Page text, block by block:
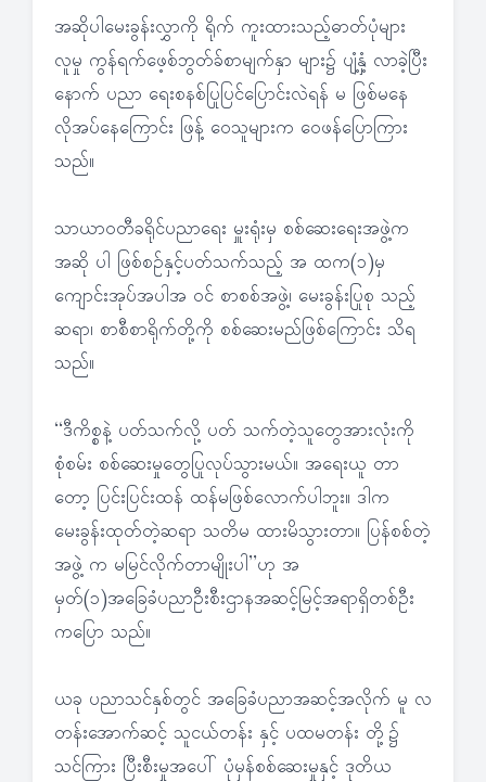
အဆိုပါမေးခွန်းလွှာကို ရိုက် ကူးထားသည့်ဓာတ်ပုံများ
လူမှု ကွန်ရက်ဖေ့စ်ဘွတ်ခ်စာမျက်နှာ များ၌ ပျံ့နှံ့ လာခဲ့ပြီး
နောက် ပညာ ရေးစနစ်ပြုပြင်ပြောင်းလဲရန် မ ဖြစ်မနေ
လိုအပ်နေကြောင်း ဖြန့် ဝေသူများက ဝေဖန်ပြောကြား
သည်။
သာယာဝတီခရိုင်ပညာရေး မှူးရုံးမှ စစ်ဆေးရေးအဖွဲ့က
အဆို ပါ ဖြစ်စဉ်နှင့်ပတ်သက်သည့် အ ထက(၁)မှ
ကျောင်းအုပ်အပါအ ဝင် စာစစ်အဖွဲ့၊ မေးခွန်းပြုစု သည့်
ဆရာ၊ စာစီစာရိုက်တို့ကို စစ်ဆေးမည်ဖြစ်ကြောင်း သိရ
သည်။
‘‘ဒီကိစ္စနဲ့ ပတ်သက်လို့ ပတ် သက်တဲ့သူတွေအားလုံးကို
စုံစမ်း စစ်ဆေးမှုတွေပြုလုပ်သွားမယ်။ အရေးယူ တာ
တော့ ပြင်းပြင်းထန် ထန်မဖြစ်လောက်ပါဘူး။ ဒါက
မေးခွန်းထုတ်တဲ့ဆရာ သတိမ ထားမိသွားတာ။ ပြန်စစ်တဲ့
အဖွဲ့ က မမြင်လိုက်တာမျိုးပါ’’ဟု အ
မှတ်(၁)အခြေခံပညာဦးစီးဌာနအဆင့်မြင့်အရာရှိတစ်ဦး
ကပြော သည်။
ယခု ပညာသင်နှစ်တွင် အခြေခံပညာအဆင့်အလိုက် မူ လ
တန်းအောက်ဆင့် သူငယ်တန်း နှင့် ပထမတန်း တို့၌
သင်ကြား ပြီးစီးမှုအပေါ် ပုံမှန်စစ်ဆေးမှုနှင့် ဒုတိယ